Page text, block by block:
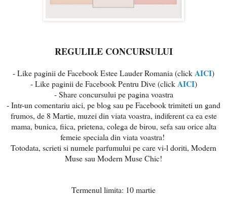
REGULILE CONCURSULUI
- Like paginii de Facebook Estee Lauder Romania (clickAICI)
- Like paginii de Facebook Pentru Dive (clickAICI)
- Share concursului pe pagina voastra
- Intr-un comentariu aici, pe blog sau pe Facebook trimiteti un gand
frumos, de 8 Martie, muzei din viata voastra, indiferent ca ea este
mama, bunica, fiica, prietena, colega de birou, sefa sau orice alta
femeie speciala din viata voastra!
Totodata, scrieti si numele parfumului pe care vi-l doriti, Modern
Muse sau Modern Muse Chic!
Termenul limita: 10 martie